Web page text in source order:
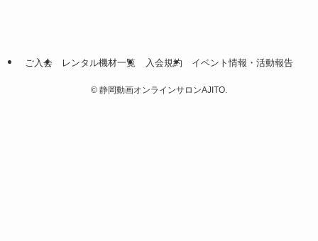
ご入会 レンタル機材一覧 入会規約 イベント情報・活動報告
© 静岡動画オンラインサロンAJITO.